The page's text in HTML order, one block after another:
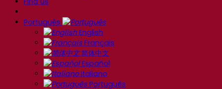
Português
English
Français
简体中文
Español
Italiano
Português